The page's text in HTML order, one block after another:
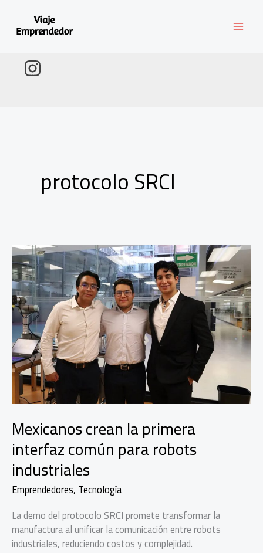
contenido
protocolo SRCI
Mexicanos crean la primera
interfaz común para robots
industriales
Emprendedores, Tecnología
La demo del protocolo SRCI promete transformar la
manufactura al unificar la comunicación entre robots
industriales, reduciendo costos y complejidad.